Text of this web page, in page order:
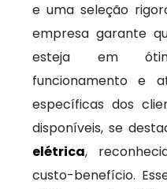
e uma seleção
empresa garante
esteja em
funcionamento e
específicas dos
disponíveis, se
elétrica,
custo-benefício.